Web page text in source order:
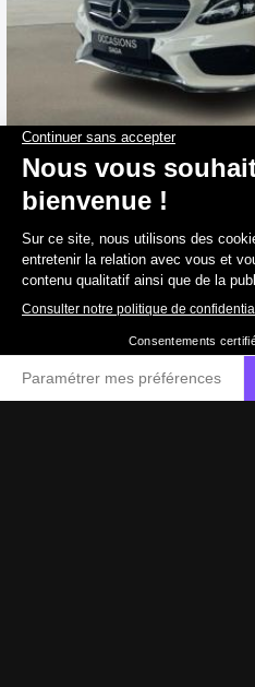
MERCEDES-BENZ C 160
Berline AMG Pack Night
19 890 € TTC